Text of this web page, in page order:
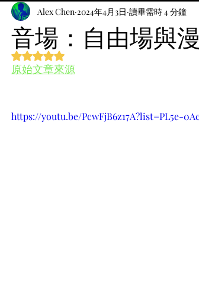
音場：自由場與
Alex Chen 2024年4月3日 讀畢需時 4 分鐘
評等為 NaN（最高為 5 顆星）。
原始文章來源
https://youtu.be/PcwFjB6z17A?list=PL5e-